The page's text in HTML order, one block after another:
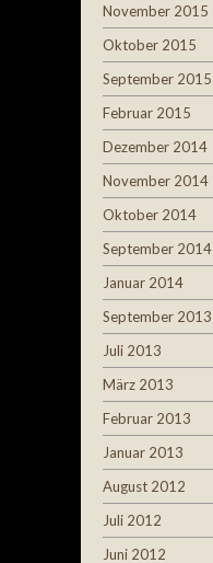
November 2015
Oktober 2015
September 2015
Februar 2015
Dezember 2014
November 2014
Oktober 2014
September 2014
Januar 2014
September 2013
Juli 2013
März 2013
Februar 2013
Januar 2013
August 2012
Juli 2012
Juni 2012